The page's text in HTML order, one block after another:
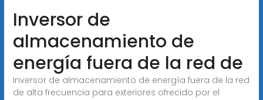
Inversor de
almacenamiento de
energía fuera de la red de
Inversor de almacenamiento de energía fuera de la red
de alta frecuencia para exteriores ofrecido por el